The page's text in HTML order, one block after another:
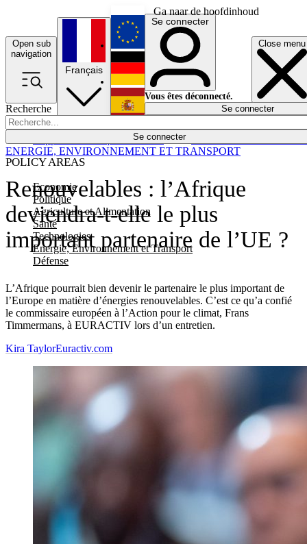
Ga naar de hoofdinhoud
Open sub
navigation
Close menu
Recherche
Se connecter
POLICY AREAS
Economie
Politique
Agriculture et Alimentation
Santé
Technologies
Energie, Environnement et Transport
Défense
Économie
Français
English
Deutsch
Español
Se connecter
Vous êtes déconnecté.
Se connecter
Renouvelables : l’Afrique
deviendra-t-elle le plus
important partenaire de l’UE ?
L’Afrique pourrait bien devenir le partenaire le plus important de
l’Europe en matière d’énergies renouvelables. C’est ce qu’a confié
le commissaire européen à l’Action pour le climat, Frans
Timmermans, à EURACTIV lors d’un entretien.
ENERGIE, ENVIRONNEMENT ET TRANSPORT
Kira TaylorEuractiv.com